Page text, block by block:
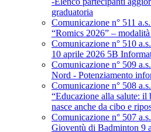
graduatoria
Comunicazione n° 511
“Romics 2026” –
Comunicazione n° 510
10 aprile 2026 5B
Comunicazione n° 509
Nord - Potenziamento
Comunicazione n° 508
“Educazione alla salute: il
nasce anche da cibo e
Comunicazione n° 507
Gioventù di Badminton 9